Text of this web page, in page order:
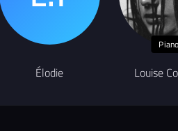
Élodie Louise